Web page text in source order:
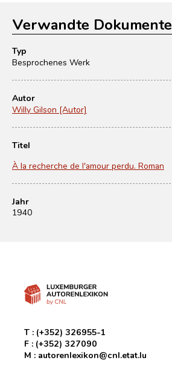
Verwandte Dokumente
Typ
Besprochenes Werk
Autor
Willy Gilson [Autor]
Titel
À la recherche de l'amour perdu. Roman
Jahr
1940
T : (+352) 326955-1
F : (+352) 327090
M : autorenlexikon@cnl.etat.lu